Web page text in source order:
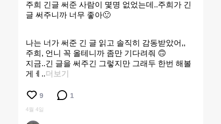
주희 긴글 써준 사람이 몇명 없었는데..주희가 긴
글 써주니까 너무 좋아🙂
나는 너가 써준 긴 글 읽고 솔직히 감동받았어,,
주희, 언니 꼭 올테니까 좀만 기다려줘 🙃
지금..긴 글을 써주긴 그렇지만 그래두 한번 해볼
게ㅔ..더보기
9 1
4월 4일